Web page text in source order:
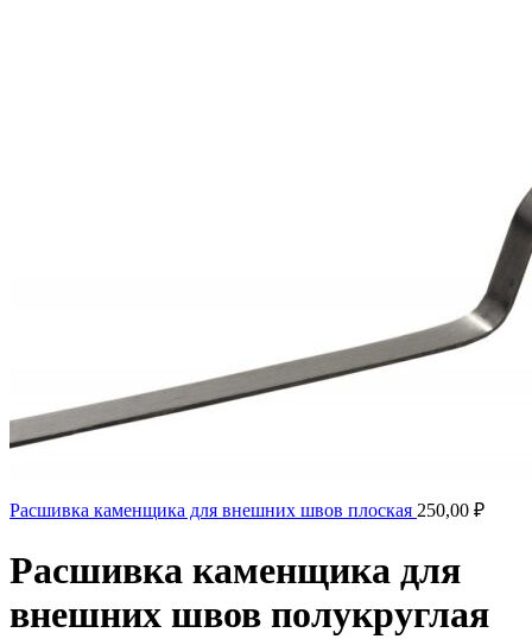
Расшивка каменщика для внешних швов плоская 250,00 ₽
Расшивка каменщика для
внешних швов полукруглая